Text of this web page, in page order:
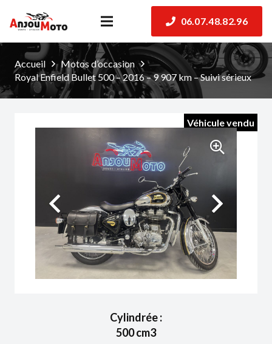
06.07.48.82.96
Accueil
Motos d’occasion
Royal Enfield Bullet 500 – 2016 – 9 907 km – Suivi sérieux
Véhicule vendu
Cylindrée :
500cm3